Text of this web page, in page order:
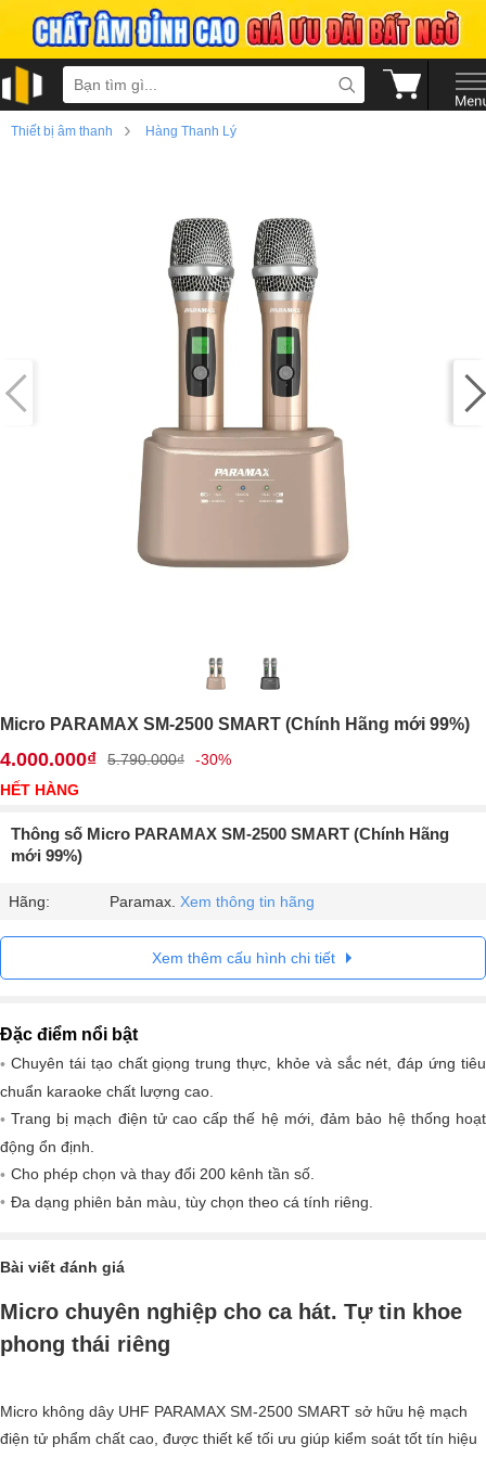
Thiết bị âm thanh › Hàng Thanh Lý
Micro PARAMAX SM-2500 SMART (Chính Hãng mới 99%)
4.000.000₫ 5.790.000₫
-30%
HẾT HÀNG
Thông số Micro PARAMAX SM-2500 SMART (Chính Hãng
mới 99%)
Hãng: Paramax. Xem thông tin hãng
Xem thêm cấu hình chi tiết
Đặc điểm nổi bật
Chuyên tái tạo chất giọng trung thực, khỏe và sắc nét, đáp ứng tiêu
chuẩn karaoke chất lượng cao.
Trang bị mạch điện tử cao cấp thế hệ mới, đảm bảo hệ thống hoạt
động ổn định.
Cho phép chọn và thay đổi 200 kênh tần số.
Đa dạng phiên bản màu, tùy chọn theo cá tính riêng.
Bài viết đánh giá
Micro chuyên nghiệp cho ca hát. Tự tin khoe
phong thái riêng
Micro không dây UHF PARAMAX SM-2500 SMART sở hữu hệ mạch
điện tử phẩm chất cao, được thiết kế tối ưu giúp kiểm soát tốt tín hiệu